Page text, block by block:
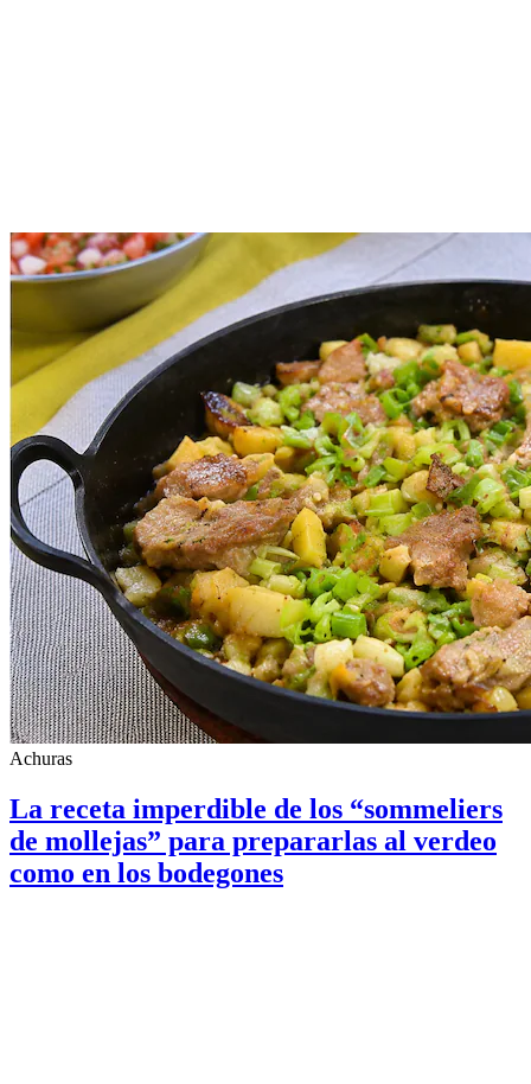
Achuras
La receta imperdible de los “sommeliers
de mollejas” para prepararlas al verdeo
como en los bodegones